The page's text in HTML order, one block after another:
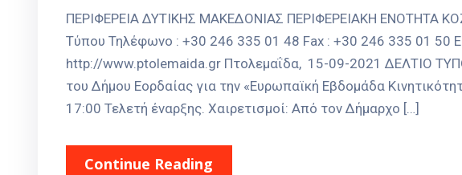
ΠΕΡΙΦΕΡΕΙΑ ΔΥΤΙΚΗΣ ΜΑΚΕΔΟΝΙΑΣ ΠΕΡΙΦΕΡΕΙΑΚΗ ΕΝΟΤΗΤΑ
Τύπου Τηλέφωνο : +30 246 335 01 48 Fax : +30 246 335 01 50
http://www.ptolemaida.gr Πτολεμαΐδα, 15-09-2021 ΔΕΛΤΙΟ
του Δήμου Εορδαίας για την «Ευρωπαϊκή Εβδομάδα
17:00 Τελετή έναρξης. Χαιρετισμοί: Από τον Δήμαρχο […]
Continue Reading